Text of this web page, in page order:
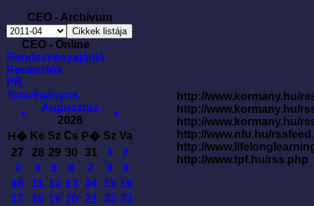
CEO - Archivum
CEO - Online
Rendezvényajánló
Recenziók
PR
Tanulmányok
<
Augusztus
2026
>
H� Ke Sz Cs P� Sz Va
27
28 29 30 31 1
2
3
4 5 6 7 8
9
10
11 12 13 14 15 16
17
18 19 20 21 22 23
http://www.kormany.hu/
http://www.kormany.hu/
http://www.kormany.hu/
http://www.nfu.hu/
http://
http://www.tpf.hu/rss.php